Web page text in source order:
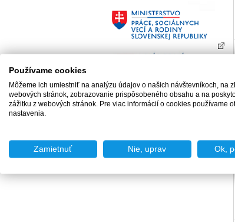
Používame cookies
Môžeme ich umiestniť na analýzu údajov o našich návštevníkoch, na
webových stránok, zobrazovanie prispôsobeného obsahu a na
zážitku z webových stránok. Pre viac informácií o cookies používame
nastavenia.
Zamietnuť Nie, uprav Ok,